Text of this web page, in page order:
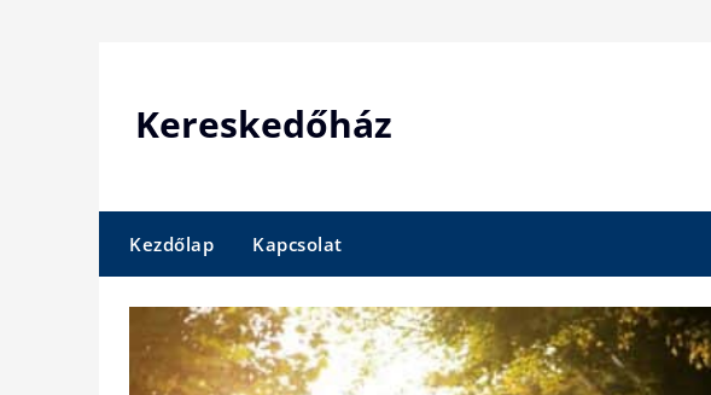
Kereskedőház
Kezdőlap Kapcsolat